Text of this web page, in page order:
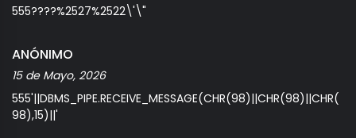
555????%2527%2522\'\"
ANÓNIMO
15 de Mayo, 2026
555'||DBMS_PIPE.RECEIVE_MESSAGE(CHR(98)||CHR(98)||CHR(
98),15)||'